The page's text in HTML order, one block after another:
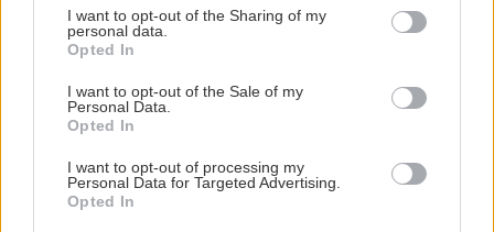
not limited to your visit or usage behaviour. You may click to
grant or deny consent to Google and its third-party tags to
use your data for below specified purposes in below Google
consent section.
I want to opt-out of the Sharing of my
personal data.
Opted In
I want to opt-out of the Sale of my
Personal Data.
Opted In
I want to opt-out of processing my
Personal Data for Targeted Advertising.
Opted In
μπορεί να αλλάξει. Επίσης, είναι ωφέλιμη σε
εγκύους, εξαιτίας της αυξημένης τους ανάγκης σε
ανάπτυξη του εμβρύου
. Τέλος, άτομα της τρίτης
ηλικίας μπορούν επίσης να ωφεληθούν μιας και
είναι πιο πιθανό να έχουν ανεπάρκεια σε διάφορα
θρεπτικά συστατικά, όπως η βιταμίνη Β12.